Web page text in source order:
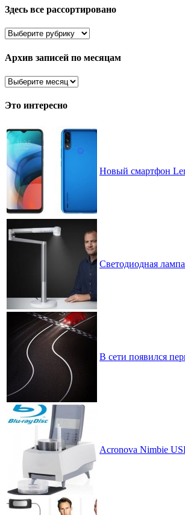
Здесь все рассортировано
Здесь
рассортировано
Архив записей по месяцам
Архив
по
Это интересно
Новый смартфон
Светодиодная
В сети появился
Acronova Nimbie